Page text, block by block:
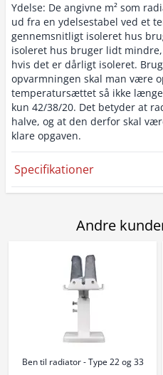
Ydelse: De angivne m² som
ud fra en ydelsestabel ved et
gennemsnitligt isoleret hus
isoleret hus bruger lidt
hvis det er dårligt isoleret.
opvarmningen skal man være
temperatursættet så ikke
kun 42/38/20. Det betyder at
halve, og at den derfor skal
klare opgaven.
Specifikationer
Andre
Ben til radiator - Type 22 og 33